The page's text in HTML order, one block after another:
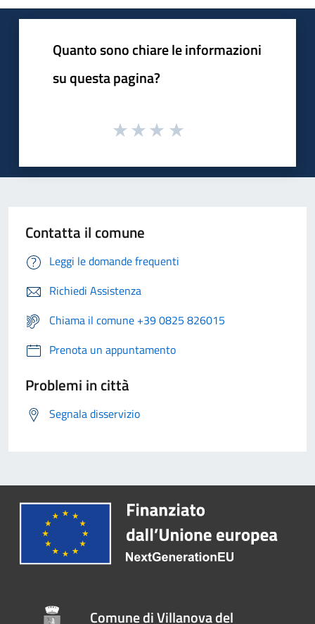
Quanto sono chiare le informazioni
su questa pagina?
Contatta il comune
Leggi le domande frequenti
Richiedi Assistenza
Chiama il comune +39 0825 826015
Prenota un appuntamento
Problemi in città
Segnala disservizio
Comune di Villanova del